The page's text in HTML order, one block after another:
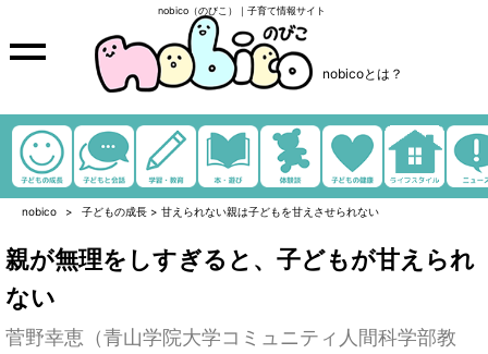
nobico（のびこ）｜子育て情報サイト
nobicoとは？
nobico 子どもの成長 > 甘えられない親は子どもを甘えさせられない
親が無理をしすぎると、子どもが甘えられ
ない
菅野幸恵（青山学院大学コミュニティ人間科学部教